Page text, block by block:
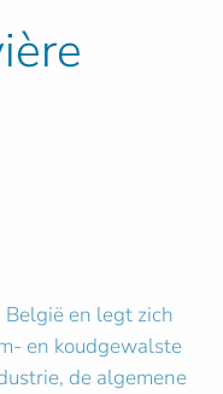
België en legt zich
en koudgewalste
de algemene